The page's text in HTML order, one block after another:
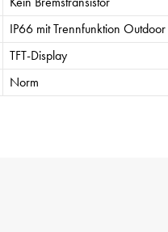
IP66 mit Trennfunktion Outdoor
TFT-Display
Norm